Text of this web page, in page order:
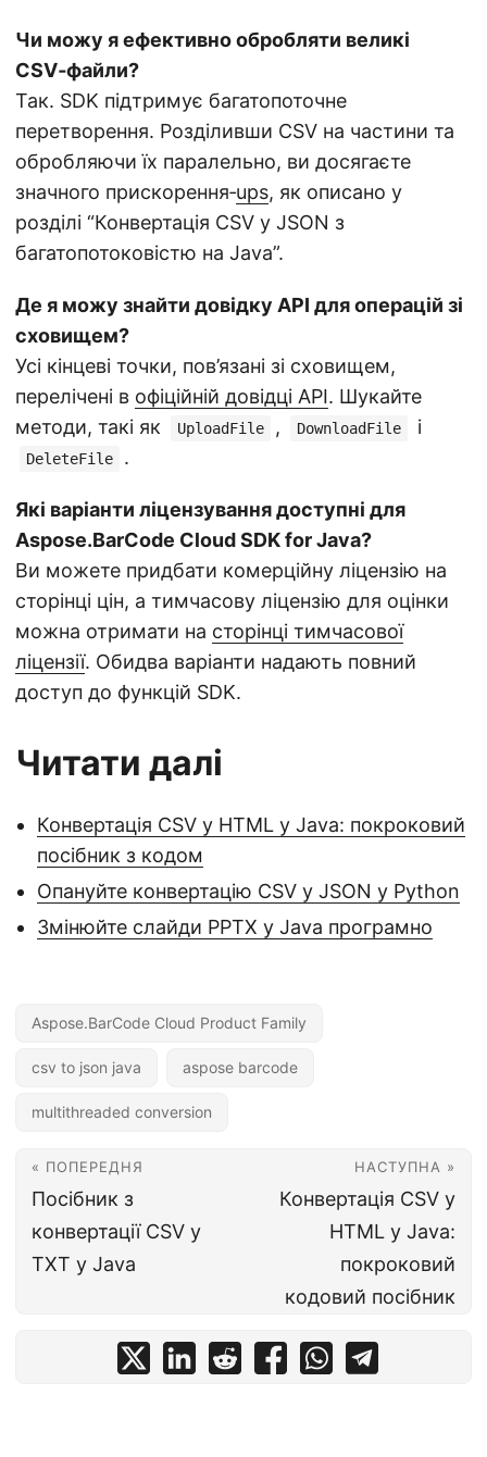
Чи можу я ефективно обробляти великі
CSV‑файли?
Так. SDK підтримує багатопоточне
перетворення. Розділивши CSV на частини та
обробляючи їх паралельно, ви досягаєте
значного прискорення‑ups, як описано у
розділі “Конвертація CSV у JSON з
багатопотоковістю на Java”.
Де я можу знайти довідку API для операцій зі
сховищем?
Усі кінцеві точки, пов’язані зі сховищем,
перелічені в офіційній довідці API. Шукайте
методи, такі як
UploadFile , DownloadFile і
DeleteFile .
Які варіанти ліцензування доступні для
Aspose.BarCode Cloud SDK for Java?
Ви можете придбати комерційну ліцензію на
сторінці цін, а тимчасову ліцензію для оцінки
можна отримати на сторінці тимчасової
ліцензії. Обидва варіанти надають повний
доступ до функцій SDK.
Читати далі
Конвертація CSV у HTML у Java: покроковий
посібник з кодом
Опануйте конвертацію CSV у JSON у Python
Змінюйте слайди PPTX у Java програмно
Aspose.BarCode Cloud Product Family
csv to json java aspose barcode
multithreaded conversion
« ПОПЕРЕДНЯ
Посібник з
конвертації CSV у
TXT у Java
НАСТУПНА »
Конвертація CSV у
HTML у Java:
покроковий
кодовий посібник